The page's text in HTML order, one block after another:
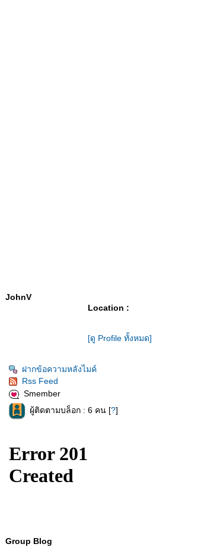
JohnV
Location :
[ดู Profile ทั้งหมด]
ฝากข้อความหลังไมค์
Rss Feed
Smember
ผู้ติดตามบล็อก : 6 คน [?]
Group Blog